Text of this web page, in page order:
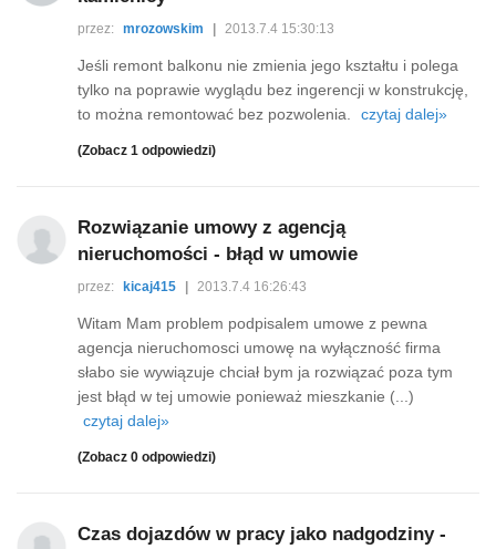
przez: mrozowskim 2013.7.4 15:30:13
Jeśli remont balkonu nie zmienia jego kształtu i polega
tylko na poprawie wyglądu bez ingerencji w konstrukcję,
to można remontować bez pozwolenia.
czytaj dalej»
(Zobacz 1 odpowiedzi)
Rozwiązanie umowy z agencją
nieruchomości - błąd w umowie
przez: kicaj415 2013.7.4 16:26:43
Witam Mam problem podpisalem umowe z pewna
agencja nieruchomosci umowę na wyłączność firma
słabo sie wywiązuje chciał bym ja rozwiązać poza tym
jest błąd w tej umowie ponieważ mieszkanie (...)
czytaj dalej»
(Zobacz 0 odpowiedzi)
Czas dojazdów w pracy jako nadgodziny -